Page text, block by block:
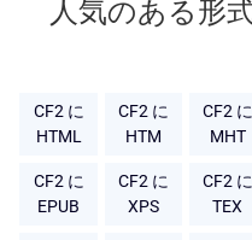
人気のある形
CF2 に
HTML
CF2 に
HTM
CF2 に
MHT
CF2 に
EPUB
CF2 に
XPS
CF2 に
TEX